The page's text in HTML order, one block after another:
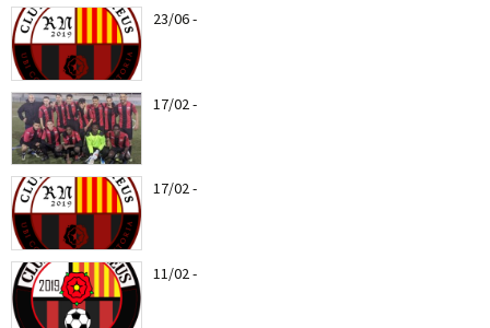
23/06-
17/02-
17/02-
11/02-